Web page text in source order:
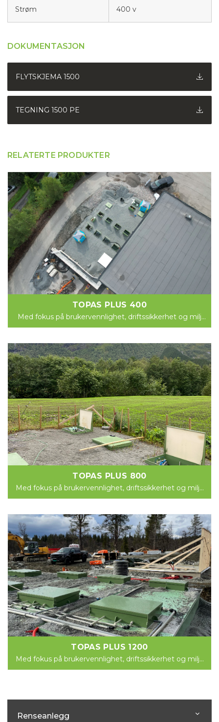
Renseanlegg
Strøm 400 v
DOKUMENTASJON
FLYTSKJEMA 1500
TEGNING 1500 PE
RELATERTE PRODUKTER
TOPAS PLUS 400
Med fokus på brukervennlighet, driftssikkerhet og miljø
kommer nå Norsk Miljøservice AS med et...
TOPAS PLUS 800
Med fokus på brukervennlighet, driftssikkerhet og miljø
kommer nå Norsk Miljøservice AS med et nytt...
TOPAS PLUS 1200
Med fokus på brukervennlighet, driftssikkerhet og miljø
kommer nå Norsk Miljøservice AS med et nytt...